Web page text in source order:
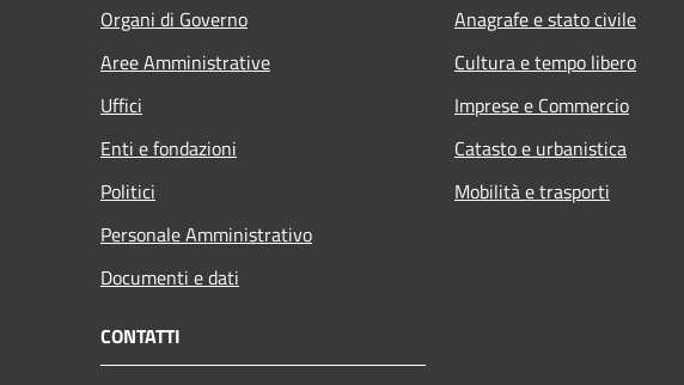
Organi di Governo
Aree Amministrative
Uffici
Enti e fondazioni
Politici
Personale Amministrativo
Documenti e dati
Anagrafe e stato civile
Cultura e tempo libero
Imprese e Commercio
Catasto e urbanistica
Mobilità e trasporti
CONTATTI